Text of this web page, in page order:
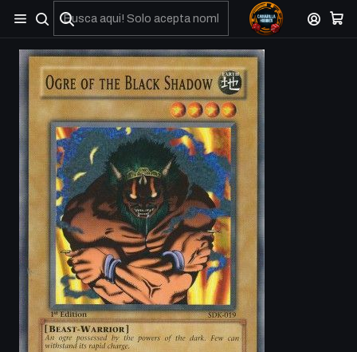
No olviden reportar sus depositos y transferencias por Whatsapp